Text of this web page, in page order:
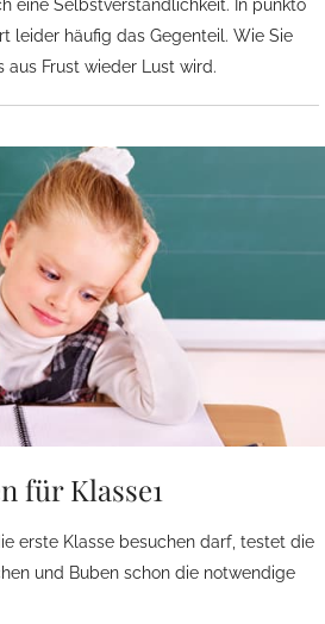
eine Selbstverständlichkeit. In punkto
leider häufig das Gegenteil. Wie Sie
aus Frust wieder Lust wird.
für Klasse1
erste Klasse besuchen darf, testet die
und Buben schon die notwendige